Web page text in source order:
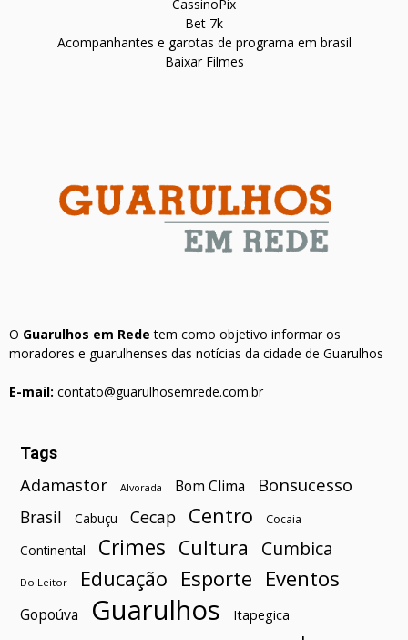
CassinoPix
Bet 7k
Acompanhantes e garotas de programa em brasil
Baixar Filmes
O Guarulhos em Rede tem como objetivo informar os
moradores e guarulhenses das notícias da cidade de Guarulhos
E-mail: contato@guarulhosemrede.com.br
Tags
Adamastor Alvorada Bom Clima Bonsucesso
Brasil Cabuçu Cecap Centro Cocaia
Continental Crimes Cultura Cumbica
Do Leitor Educação Esporte Eventos
Gopoúva Guarulhos Itapegica